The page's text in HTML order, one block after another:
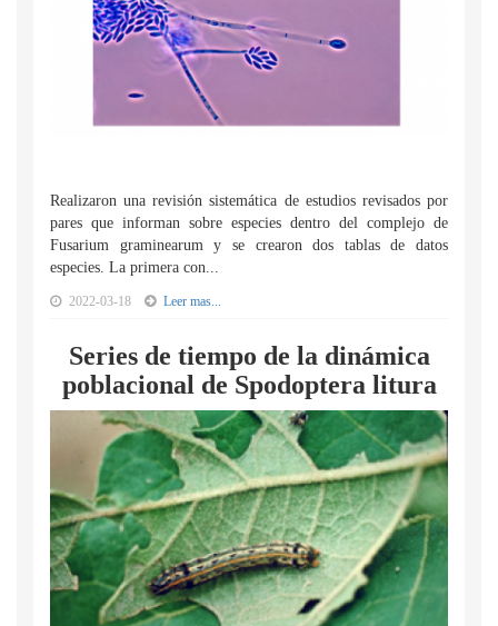
Realizaron una revisión sistemática de estudios revisados por
pares que informan sobre especies dentro del complejo de
Fusarium graminearum y se crearon dos tablas de datos
especies. La primera con...
2022-03-18 Leer mas...
Series de tiempo de la dinámica
poblacional de Spodoptera litura